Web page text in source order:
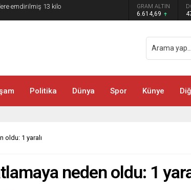
emdirilmiş 13 kilo
GRAM ALTIN
6.614,69
Politika Dünya Spor Künye
oldu: 1 yaralı
neden oldu: 1